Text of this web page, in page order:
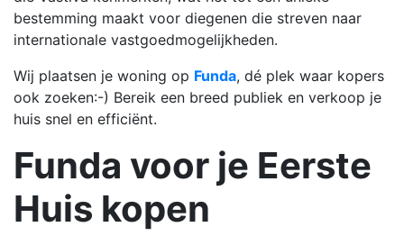
bestemming maakt voor diegenen die streven naar
internationale vastgoedmogelijkheden.
Wij plaatsen je woning op Funda, dé plek waar kopers
ook zoeken:-) Bereik een breed publiek en verkoop je
huis snel en efficiënt.
Funda voor je Eerste
Huis kopen